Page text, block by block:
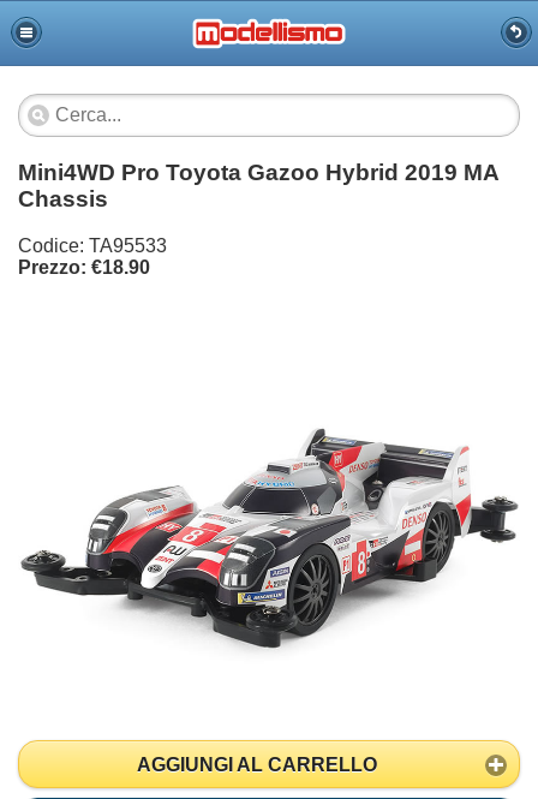
Mini4WD Pro Toyota Gazoo Hybrid 2019 MA
Chassis
Codice: TA95533
Prezzo: €18.90
AGGIUNGI AL CARRELLO